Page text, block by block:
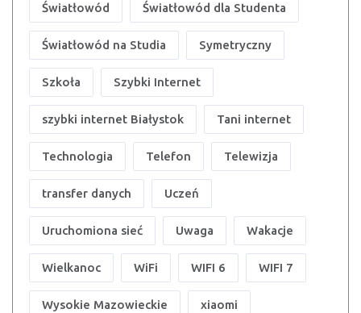
Światłowód Światłowód dla Studenta
Światłowód na Studia Symetryczny
Szkoła Szybki Internet
szybki internet Białystok Tani internet
Technologia Telefon Telewizja
transfer danych Uczeń
Uruchomiona sieć Uwaga Wakacje
Wielkanoc WiFi WIFI 6 WIFI 7
Wysokie Mazowieckie xiaomi